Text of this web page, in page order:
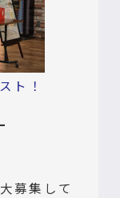
ト！
募集して